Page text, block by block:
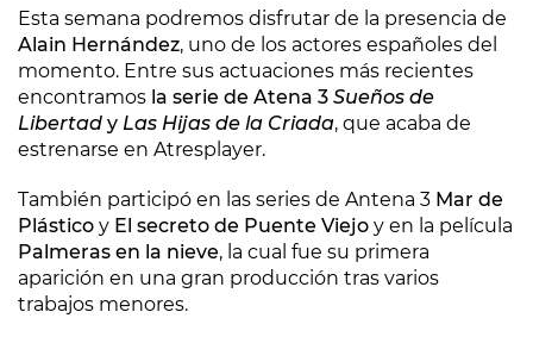
Esta semana podremos disfrutar de la presencia de
Alain Hernández, uno de los actores españoles del
momento. Entre sus actuaciones más recientes
encontramos la serie de Atena 3 Sueños de
Libertad y Las Hijas de la Criada, que acaba de
estrenarse en Atresplayer.
También participó en las series de Antena 3 Mar de
Plástico y El secreto de Puente Viejo y en la película
Palmeras en la nieve, la cual fue su primera
aparición en una gran producción tras varios
trabajos menores.